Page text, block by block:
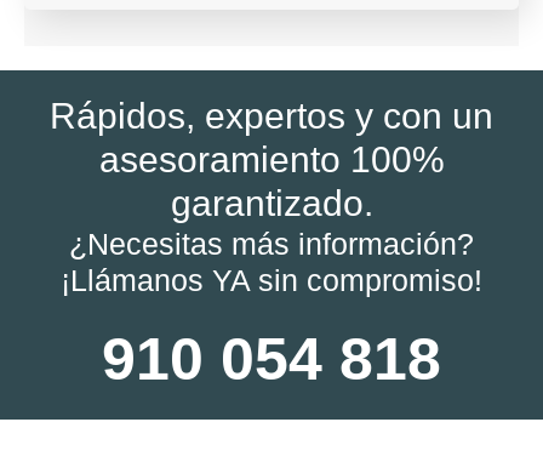
Rápidos, expertos y con un
asesoramiento 100%
garantizado.
¿Necesitas más información?
¡Llámanos YA sin compromiso!
910 054 818